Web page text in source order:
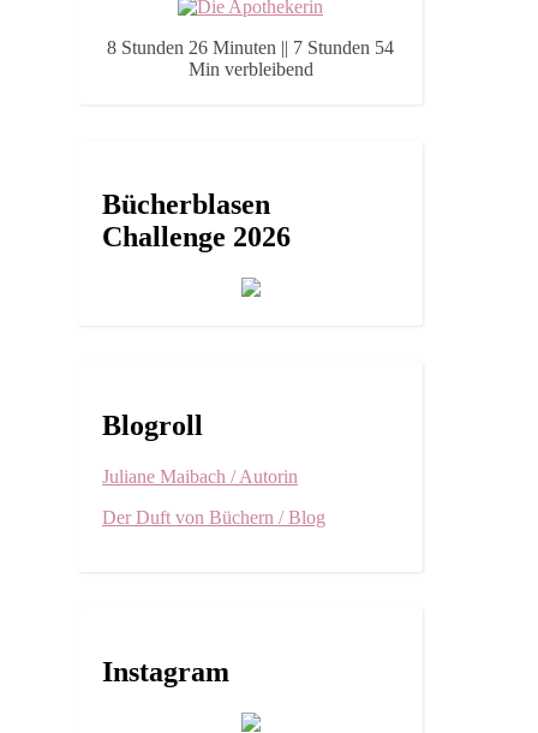
8 Stunden 26 Minuten || 7 Stunden 54
Min verbleibend
Bücherblasen
Challenge 2026
Blogroll
Juliane Maibach / Autorin
Der Duft von Büchern / Blog
Instagram